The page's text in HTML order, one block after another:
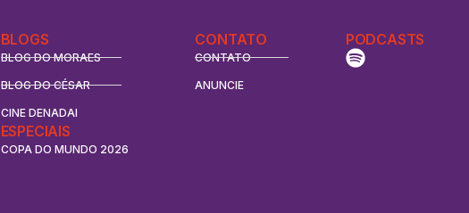
BLOGS
BLOG DO MORAES
BLOG DO CÉSAR
CINE DENADAI
ESPECIAIS
COPA DO MUNDO 2026
CONTATO
CONTATO
ANUNCIE
PODCASTS